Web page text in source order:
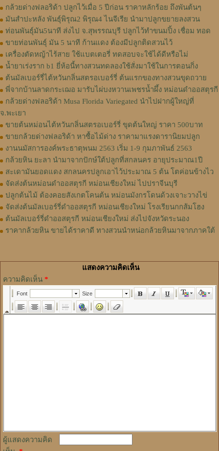
กล้วยด่างฟลอริด้า ปลูกไว้เมื่อ 5 ปีก่อน ราคาหลักร้อย ถึงพันต้นๆ
มันสำปะหลัง พันธุ์พิรุณ2 พิรุณ4 ไนจีเรีย นำมาปลูกขยายลงสวน
ท่อนพันธุ์มัน5นาที ส่งไป จ.สุพรรณบุรี ปลูกไว้ทำขนมปิ้ง เชื่อม ทอด
ขายท่อนพันธุ์ มัน 5 นาที ก้านแดง ต้องมีปลูกติดสวนไว้
เครื่องตัดหญ้าไร้สาย ใช้แบตเตอรี่ ทดสอบจะใช้ได้ดีหรือไม่
น้ำยาเร่งราก b1 ยี่ห้อนี้ทางสวนทดลองใช้สั่งมาใช้ในการตอนกิ่ง
ต้นมัลเบอร์รี่ไต้หวันกลิ่นสตรอเบอร์รี่ ต้นแรกของทางสวนขุดถวาย
พี่จากบ้านลาดกระเฌอ มารับไผ่บงหวานเพชรน้ำผึ้ง หม่อนดำออสตุรกี
กล้วยด่างฟลอริด้า Musa Florida Variegated นำไปฝากผู้ใหญ่ที่
จ.พะเยา
ขายต้นหม่อนไต้หวันกลิ่นสตรอเบอร์รี่ ขุดต้นใหญ่ ราคา 500บาท
ขายกล้วยด่างฟลอริด้า หาซื้อไม้ด่าง ราคามาแรงดารานิยมปลูก
งานนมัสการองค์พระธาตุพนม 2563 เริ่ม 1-9 กุมภาพันธ์ 2563
กล้วยหิน ยะลา นำมาจากปักษ์ใต้ปลูกที่สกลนคร อายุประมาณ1ปี
สะเดามันยอดแดง สกลนครปลูกเอาไว้ประมาณ 5 ต้น โตค่อนข้างไว
จัดส่งต้นหม่อนดำออสตุรกี หม่อนเชียงใหม่ ไปปราจีนบุรี
ปลูกต้นไม้ ต้องคอยสังเกตโคนต้น หม่อนมังกรโดนด้วงเจาะวางไข่
จัดส่งต้นมัลเบอร์รี่ดำออสตุรกี หม่อนเชียงใหม่ โรงเรียนกกส้มโฮง
ต้นมัลเบอร์รี่ดำออสตุรกี หม่อนเชียงใหม่ ส่งไปจังหวัดระนอง
ราคากล้วยหิน ขายได้ราคาดี ทางสวนนำหน่อกล้วยหินมาจากภาคใต้
แสดงความคิดเห็น
ความคิดเห็น *
ผู้แสดงความคิด